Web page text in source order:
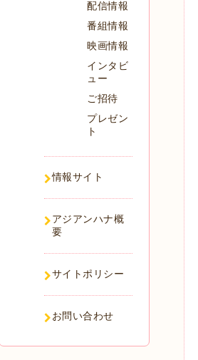
配信情報
番組情報
映画情報
インタビ
ュー
ご招待
プレゼン
ト
情報サイト
アジアンハナ概
要
サイトポリシー
お問い合わせ